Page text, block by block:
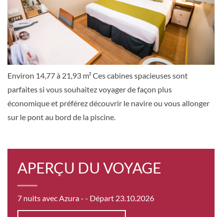
Intérieure
FR1'241.00
SÉLECTIONNER
DEMANDER
UNE OFFRE
Cabine intérieure avec douche-[PB]
Intérieure
SÉLECTIONNER
DEMANDER
UNE OFFRE
Environ 14,77 à 21,93 m² Ces cabines spacieuses sont
parfaites si vous souhaitez voyager de façon plus
économique et préférez découvrir le navire ou vous allonger
sur le pont au bord de la piscine.
APERÇU DU VOYAGE
7 nuits avec Azura - - Départ 23.10.2026